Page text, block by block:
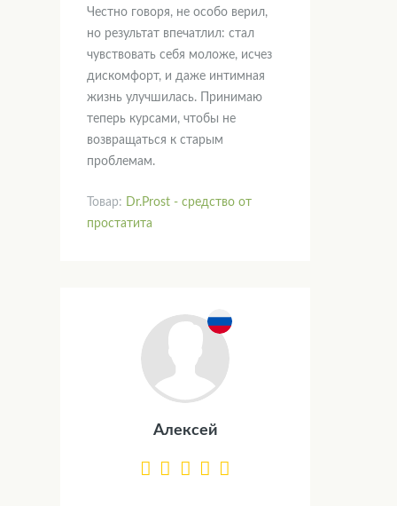
Честно говоря, не особо верил,
но результат впечатлил: стал
чувствовать себя моложе, исчез
дискомфорт, и даже интимная
жизнь улучшилась. Принимаю
теперь курсами, чтобы не
возвращаться к старым
проблемам.
Товар: Dr.Prost - средство от
простатита
Алексей